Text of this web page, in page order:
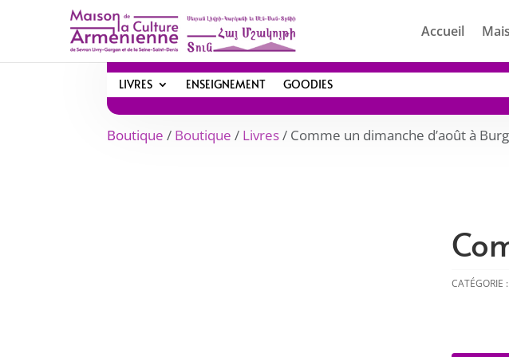
Accueil
LIVRES ENSEIGNEMENT GOODIES
Boutique / Boutique / Livres/ Comme un dimanche d’août à
CATÉGORIE :